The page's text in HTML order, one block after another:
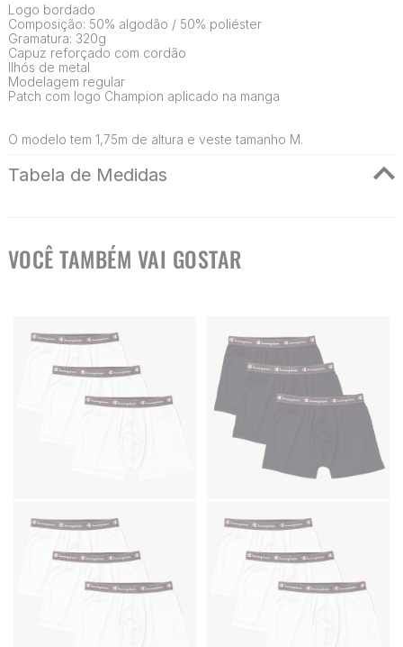
Logo bordado
Composição: 50% algodão / 50% poliéster
Gramatura: 320g
Capuz reforçado com cordão
Ilhós de metal
Modelagem regular
Patch com logo Champion aplicado na manga
O modelo tem 1,75m de altura e veste tamanho M.
Tabela de Medidas
VOCÊ TAMBÉM VAI GOSTAR